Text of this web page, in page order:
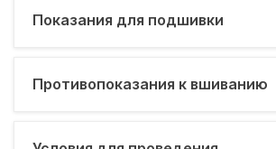
Показания для подшивки
Противопоказания к вшиванию